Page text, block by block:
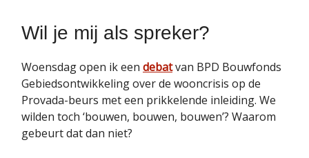
Wil je mij als spreker?
Woensdag open ik een debatvan BPD Bouwfonds
Gebiedsontwikkeling over de wooncrisis op de
Provada-beurs met een prikkelende inleiding. We
wilden toch ‘bouwen, bouwen, bouwen’? Waarom
gebeurt dat dan niet?